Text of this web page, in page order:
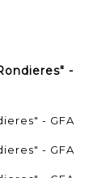
-
- GFA
- GFA